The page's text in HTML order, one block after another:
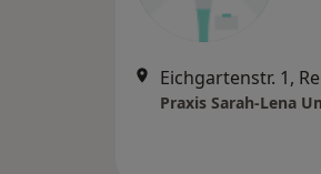
Eichgartenstr. 1,
Praxis Sarah-Lena